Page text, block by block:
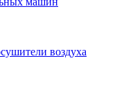
воздуха